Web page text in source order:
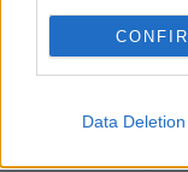
Data Deletion
Хакери